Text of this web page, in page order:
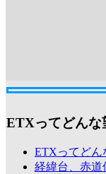
ETXってどんな
ETXってどん
経緯台、赤道